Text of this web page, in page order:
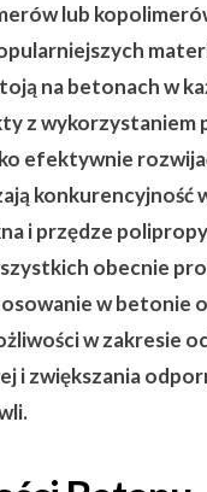
lub
na betonach w
z wykorzystaniem
efektywnie
konkurencyjność
i przędze
obecnie
w betonie
w zakresie
i zwiększania